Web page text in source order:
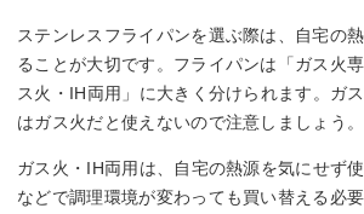
ステンレスフライパンを選ぶ際は、自宅の
ることが大切です。フライパンは「ガス火
ス火・IH両用」に大きく分けられます。ガ
はガス火だと使えないので注意しましょう。
ガス火・IH両用は、自宅の熱源を気にせず
などで調理環境が変わっても買い替える必